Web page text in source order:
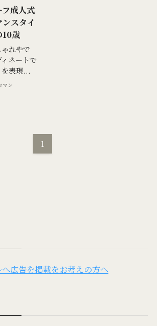
成人式
スタイ
10歳
れやで
ネートで
を表現...
マン
1
広告を掲載をお考えの方へ